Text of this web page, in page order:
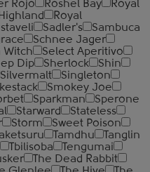
Rojo Roshel Bay
Royal
Royal
Sadler's
Sambuca
Schnee Jager
Witch
Select Aperitivo
Dip Sherlock
Shin
Silvermalt
Singleton
Smokey Joe
Sparkman
Sperone
Starward
Stateless
Storm
Sweet Poison
Taketsuru Tamdhu
Tanglin
Tbilisoba
Tengumai
The Dead Rabbit